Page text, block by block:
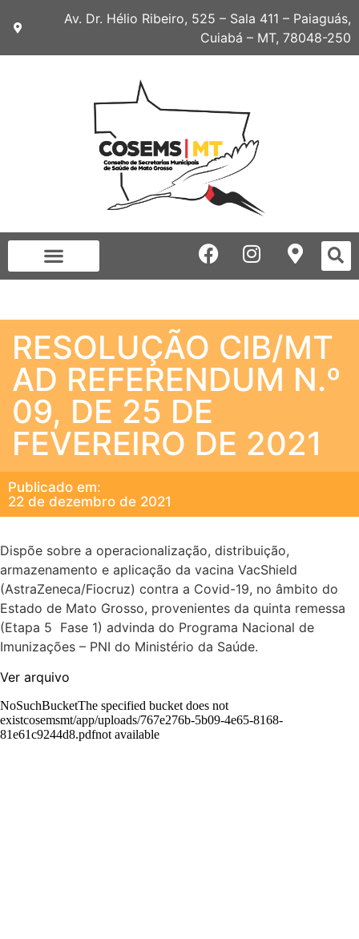
Av. Dr. Hélio Ribeiro, 525 – Sala 411 – Paiaguás,
Cuiabá – MT, 78048-250
RESOLUÇÃO CIB/MT
AD REFERENDUM N.º
09, DE 25 DE
FEVEREIRO DE 2021
Publicado em:
22 de dezembro de 2021
Dispõe sobre a operacionalização, distribuição,
armazenamento e aplicação da vacina VacShield
(AstraZeneca/Fiocruz) contra a Covid-19, no âmbito do
Estado de Mato Grosso, provenientes da quinta remessa
(Etapa 5  Fase 1) advinda do Programa Nacional de
Imunizações – PNI do Ministério da Saúde.
Ver arquivo